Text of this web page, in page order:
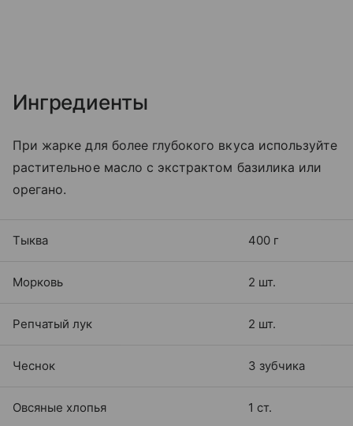
Ингредиенты
При жарке для более глубокого вкуса используйте
растительное масло с экстрактом базилика или
орегано.
Тыква 400 г
Морковь 2 шт.
Репчатый лук 2 шт.
Чеснок 3 зубчика
Овсяные хлопья 1 ст.